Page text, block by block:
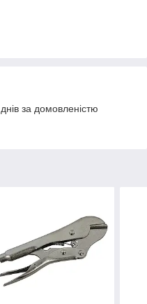
за домовленістю